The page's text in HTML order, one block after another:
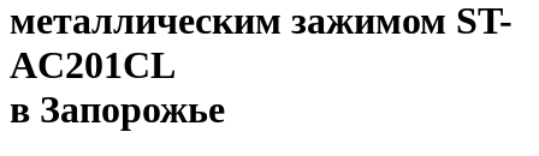
металлическим зажимом ST-
AC201CL
в Запорожье